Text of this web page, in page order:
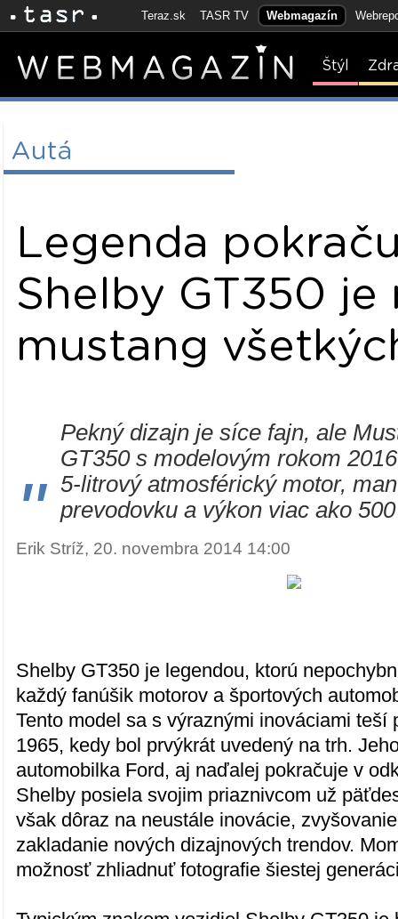
Teraz.sk TASR TV Webmagazín
Štýl
Autá
Legenda
Shelby GT350 je
mustang
"
Pekný dizajn je síce fajn, ale
GT350 s modelovým rokom
5-litrový atmosférický motor,
prevodovku a výkon viac ako
Erik Stríž, 20. novembra 2014 14:00
Shelby GT350 je legendou, ktorú
každý fanúšik motorov a športových
Tento model sa s výraznými inováciami teší
1965, kedy bol prvýkrát uvedený na trh.
automobilka Ford, aj naďalej pokračuje v
Shelby posiela svojim priaznivcom už
však dôraz na neustále inovácie,
zakladanie nových dizajnových trendov.
možnosť zhliadnuť fotografie šiestej